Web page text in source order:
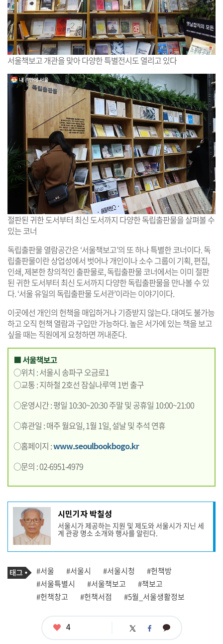
서울책보고 개관을 맞아 다양한 특별전시도 열리고 있다
절판된 귀한 도서부터 최신 도서까지 다양한 독립출판물을 살펴볼 수
있는 코너
독립출판물 열람공간은 ‘서울책보고’의 또 하나 특별한 코너이다. 독
립출판물이란 상업성에서 벗어나 개인이나 소수 그룹이 기획, 편집,
인쇄, 제본한 창의적인 출판물로, 독립출판물 코너에서는 이미 절판
된 귀한 도서부터 최신 도서까지 다양한 독립출판물을 만나볼 수 있
다. ‘서울 유일의 독립출판물 도서관’이라는 이야기이다.
이곳에선 개인의 헌책을 매입하거나 기증받지 않는다. 대여도 불가능
하고 오직 헌책 열람과 구입만 가능하다. 높은 서가에 있는 책을 보고
싶을 때는 직원에게 요청하면 꺼내준다.
■ 서울책보고
○위치 : 서울시 송파구 오금로1
○교통 : 지하철 2호선 잠실나루역 1번 출구
○운영시간 : 평일 10:30~20:30 주말 및 공휴일 10:00~21:00
○휴관일 : 매주 월요일, 1월 1일, 설날 및 추석 연휴
○홈페이지 :www.seoulbookbogo.kr
○문의 : 02-6951-4979
기
사
성
자
프
필
시민기자 박칠성
서울시가 제공하는 지원 및 제도와 서울시가 지닌 세
계 관광 명소 소개와 행사를 알린다.
기
사
관
련
태
태
그
#서울 #서울시 #서울시청
#헌책방
#서울특별시
#서울책보고
#책보고
#헌책창고
#헌책서점 #5월_서울생활정보
좋
4 트 페 카